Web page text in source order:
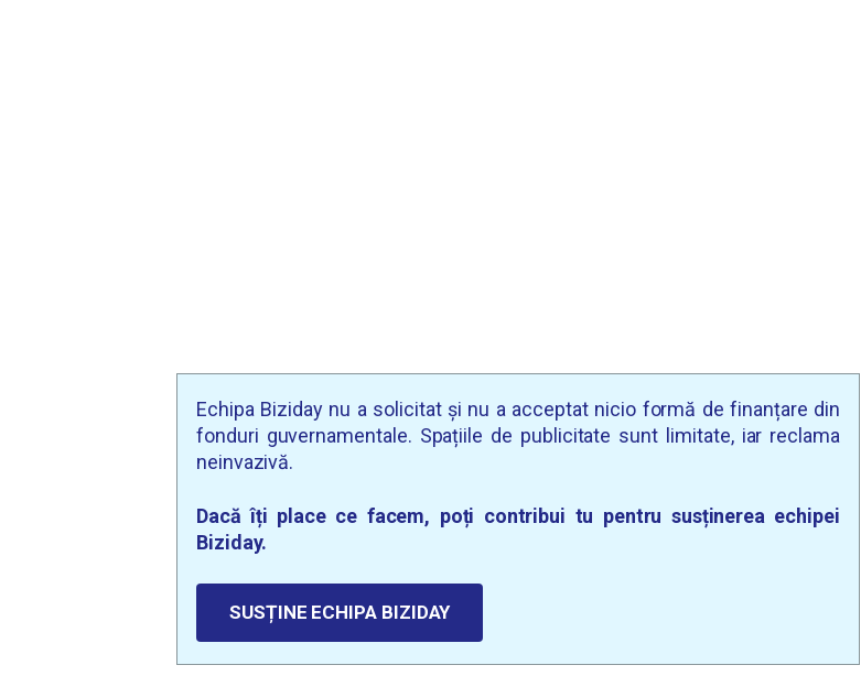
Echipa Biziday nu a solicitat și nu a acceptat nicio formă de finanțare din
fonduri guvernamentale. Spațiile de publicitate sunt limitate, iar reclama
neinvazivă.
Dacă îți place ce facem, poți contribui tu pentru susținerea echipei
Biziday.
SUSȚINE ECHIPA BIZIDAY